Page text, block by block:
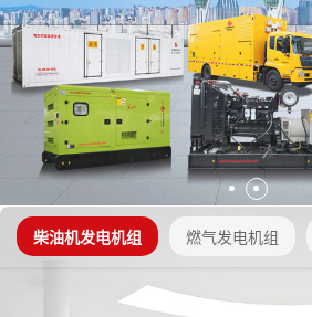
柴油机发电机组 燃气发电机组